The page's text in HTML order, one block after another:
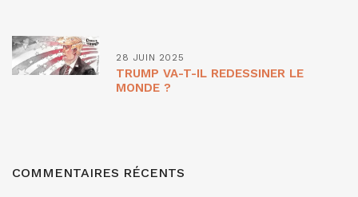
28 JUIN 2025
TRUMP VA-T-IL REDESSINER LE
MONDE ?
COMMENTAIRES RÉCENTS